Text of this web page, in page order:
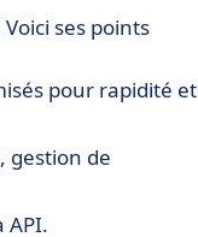
ses points
pour rapidité et
gestion de
API.